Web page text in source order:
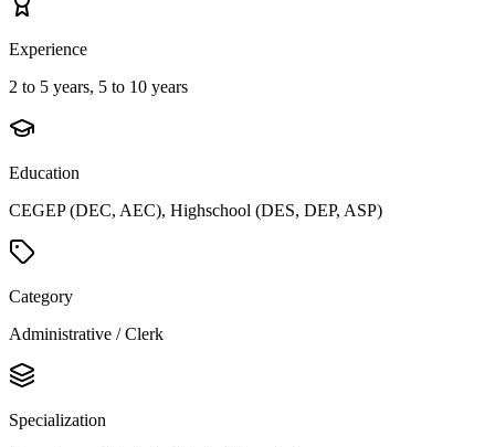
Experience
2 to 5 years, 5 to 10 years
Education
CEGEP (DEC, AEC), Highschool (DES, DEP, ASP)
Category
Administrative / Clerk
Specialization